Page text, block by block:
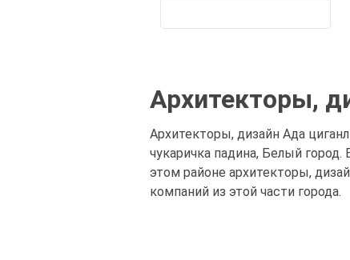
Архитекторы,
Архитекторы, дизайн Ада
чукаричка падина, Белый
этом районе архитекторы,
компаний из этой части города.